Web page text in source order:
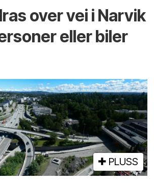
over vei i Narvik
eller biler
PLUSS